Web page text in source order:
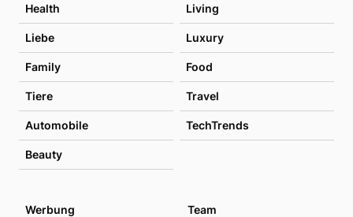
Health Living
Liebe Luxury
Family Food
Tiere Travel
Automobile TechTrends
Beauty
Werbung
Team